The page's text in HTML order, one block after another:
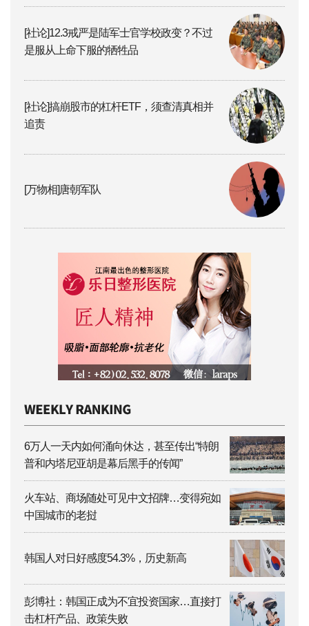
[社论]12.3戒严是陆军士官学校政变？不过
是服从上命下服的牺牲品
[社论]搞崩股市的杠杆ETF，须查清真相并
追责
[万物相]唐朝军队
6万人一天内如何涌向休达，甚至传出“特朗
普和内塔尼亚胡是幕后黑手的传闻”
火车站、商场随处可见中文招牌…变得宛如
中国城市的老挝
韩国人对日好感度54.3%，历史新高
彭博社：韩国正成为不宜投资国家…直接打
击杠杆产品、政策失败